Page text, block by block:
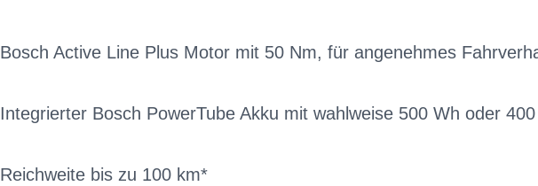
Bosch Active Line Plus Motor mit 50 Nm, für angenehmes
Integrierter Bosch PowerTube Akku mit wahlweise 500 Wh oder
Reichweite bis zu 100 km*